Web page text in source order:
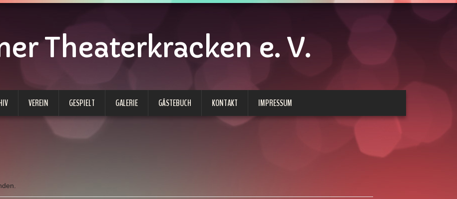
Theaterkracken e. V.
VEREIN GESPIELT GALERIE GÄSTEBUCH KONTAKT IMPRESSUM